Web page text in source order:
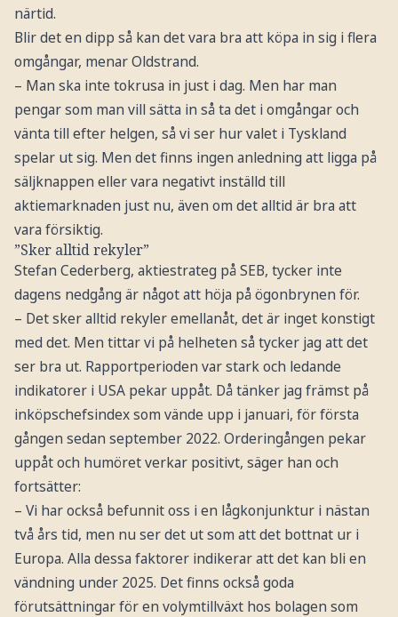
närtid.
Blir det en dipp så kan det vara bra att köpa in sig i flera
omgångar, menar Oldstrand.
– Man ska inte tokrusa in just i dag. Men har man
pengar som man vill sätta in så ta det i omgångar och
vänta till efter helgen, så vi ser hur valet i Tyskland
spelar ut sig. Men det finns ingen anledning att ligga på
säljknappen eller vara negativt inställd till
aktiemarknaden just nu, även om det alltid är bra att
vara försiktig.
”Sker alltid rekyler”
Stefan Cederberg, aktiestrateg på SEB, tycker inte
dagens nedgång är något att höja på ögonbrynen för.
– Det sker alltid rekyler emellanåt, det är inget konstigt
med det. Men tittar vi på helheten så tycker jag att det
ser bra ut. Rapportperioden var stark och ledande
indikatorer i USA pekar uppåt. Då tänker jag främst på
inköpschefsindex som vände upp i januari, för första
gången sedan september 2022. Orderingången pekar
uppåt och humöret verkar positivt, säger han och
fortsätter:
– Vi har också befunnit oss i en lågkonjunktur i nästan
två års tid, men nu ser det ut som att det bottnat ur i
Europa. Alla dessa faktorer indikerar att det kan bli en
vändning under 2025. Det finns också goda
förutsättningar för en volymtillväxt hos bolagen som